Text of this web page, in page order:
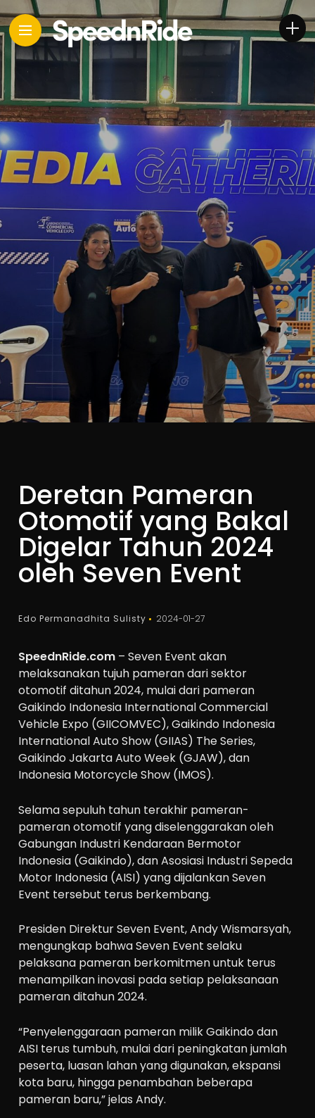
Deretan Pameran
Otomotif yang Bakal
Digelar Tahun 2024
oleh Seven Event
Edo Permanadhita Sulisty 2024-01-27
SpeednRide.com – Seven Event akan
melaksanakan tujuh pameran dari sektor
otomotif ditahun 2024, mulai dari pameran
Gaikindo Indonesia International Commercial
Vehicle Expo (GIICOMVEC), Gaikindo Indonesia
International Auto Show (GIIAS) The Series,
Gaikindo Jakarta Auto Week (GJAW), dan
Indonesia Motorcycle Show (IMOS).
Selama sepuluh tahun terakhir pameran-
pameran otomotif yang diselenggarakan oleh
Gabungan Industri Kendaraan Bermotor
Indonesia (Gaikindo), dan Asosiasi Industri Sepeda
Motor Indonesia (AISI) yang dijalankan Seven
Event tersebut terus berkembang.
Presiden Direktur Seven Event, Andy Wismarsyah,
mengungkap bahwa Seven Event selaku
pelaksana pameran berkomitmen untuk terus
menampilkan inovasi pada setiap pelaksanaan
pameran ditahun 2024.
“Penyelenggaraan pameran milik Gaikindo dan
AISI terus tumbuh, mulai dari peningkatan jumlah
peserta, luasan lahan yang digunakan, ekspansi
kota baru, hingga penambahan beberapa
pameran baru,” jelas Andy.